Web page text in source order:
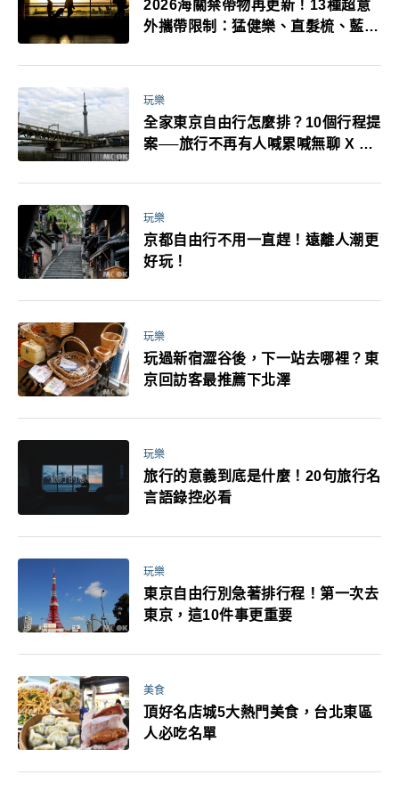
2026海關禁帶物再更新！13種超意
外攜帶限制：猛健樂、直髮梳、藍牙
萬！注意事項一次看！
玩樂
全家東京自由行怎麼排？10個行程提
案──旅行不再有人喊累喊無聊 X 爸
玩樂
京都自由行不用一直趕！遠離人潮更
好玩！
玩樂
玩過新宿澀谷後，下一站去哪裡？東
京回訪客最推薦下北澤
玩樂
旅行的意義到底是什麼！20句旅行名
言語錄控必看
玩樂
東京自由行別急著排行程！第一次去
東京，這10件事更重要
美食
頂好名店城5大熱門美食，台北東區
人必吃名單